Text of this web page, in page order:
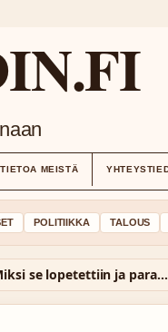
TIETOA MEISTÄ
POLITIIKKA TALOUS
Mercedes-Benz CLS -opas: Miksi se lopetettiin ja paras malli